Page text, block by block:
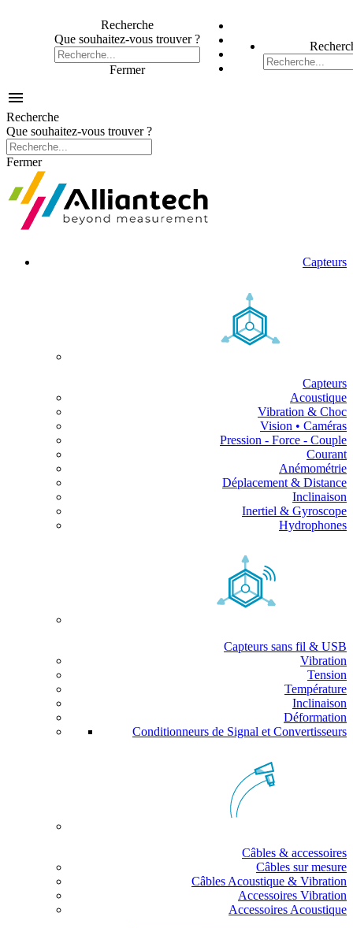
Recherche
Que souhaitez-vous trouver ?
Fermer

Recherche
Que souhaitez-vous trouver ?
Fermer
Capteurs
Capteurs
Acoustique
Vibration & Choc
Vision • Caméras
Pression - Force - Couple
Courant
Anémométrie
Déplacement & Distance
Inclinaison
Inertiel & Gyroscope
Hydrophones
Capteurs sans fil & USB
Vibration
Tension
Température
Inclinaison
Déformation
Conditionneurs de Signal et Convertisseurs
Câbles & accessoires
Câbles sur mesure
Câbles Acoustique & Vibration
Accessoires Vibration
Accessoires Acoustique